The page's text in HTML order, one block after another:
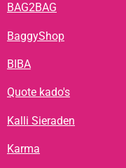
BAG2BAG
BaggyShop
BIBA
Quote kado's
Kalli Sieraden
Karma